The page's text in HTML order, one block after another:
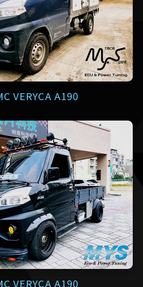
VERYCA A190
VERYCA A190